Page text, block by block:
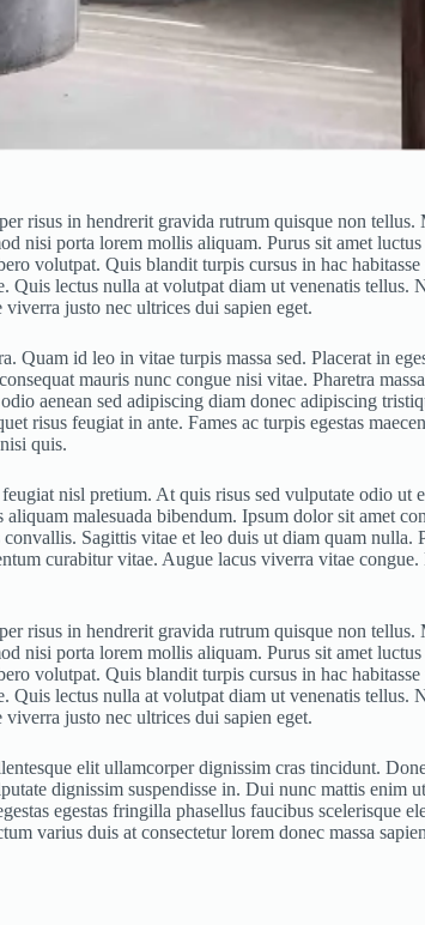
risus in hendrerit gravida rutrum quisque non
nisi porta lorem mollis aliquam. Purus sit amet
volutpat. Quis blandit turpis cursus in hac
Quis lectus nulla at volutpat diam ut venenatis
justo nec ultrices dui sapien eget.
Quam id leo in vitae turpis massa sed. Placerat in
mauris nunc congue nisi vitae. Pharetra
aenean sed adipiscing diam donec adipiscing
risus feugiat in ante. Fames ac turpis egestas
quis.
nisl pretium. At quis risus sed vulputate odio
aliquam malesuada bibendum. Ipsum dolor sit amet
Sagittis vitae et leo duis ut diam quam nulla.
curabitur vitae. Augue lacus viverra vitae
risus in hendrerit gravida rutrum quisque non
nisi porta lorem mollis aliquam. Purus sit amet
volutpat. Quis blandit turpis cursus in hac
Quis lectus nulla at volutpat diam ut venenatis
justo nec ultrices dui sapien eget.
elit ullamcorper dignissim cras tincidunt.
dignissim suspendisse in. Dui nunc mattis
egestas fringilla phasellus faucibus
varius duis at consectetur lorem donec massa